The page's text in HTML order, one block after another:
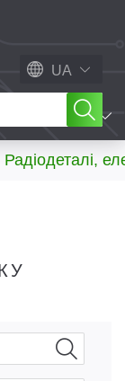
UA
МЕНЮ
Радіодеталі,